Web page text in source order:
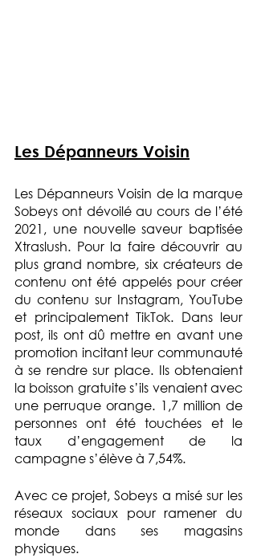
Les Dépanneurs Voisin
Les Dépanneurs Voisin de la marque
Sobeys ont dévoilé au cours de l’été
2021, une nouvelle saveur baptisée
Xtraslush. Pour la faire découvrir au
plus grand nombre, six créateurs de
contenu ont été appelés pour créer
du contenu sur Instagram, YouTube
et principalement TikTok. Dans leur
post, ils ont dû mettre en avant une
promotion incitant leur communauté
à se rendre sur place. Ils obtenaient
la boisson gratuite s’ils venaient avec
une perruque orange. 1,7 million de
personnes ont été touchées et le
taux d’engagement de la
campagne s’élève à 7,54%.
Avec ce projet, Sobeys a misé sur les
réseaux sociaux pour ramener du
monde dans ses magasins
physiques.